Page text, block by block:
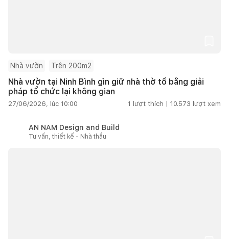
Nhà vườn Trên 200m2
Nhà vườn tại Ninh Bình gìn giữ nhà thờ tổ bằng giải
pháp tổ chức lại không gian
27/06/2026, lúc 10:00 1 lượt thích | 10.573 lượt xem
AN NAM Design and Build
Tư vấn, thiết kế - Nhà thầu